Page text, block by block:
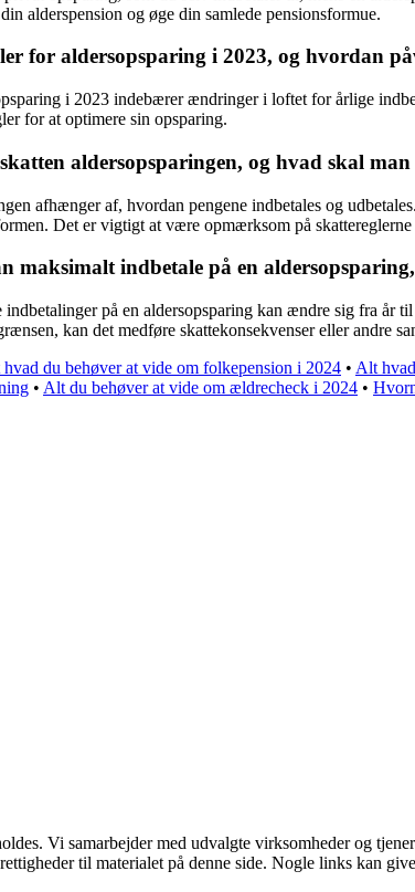
alderspension og øge din samlede pensionsformue.
for aldersopsparing i 2023, og hvordan
i 2023 indebærer ændringer i loftet for årlige
for at optimere sin opsparing.
aldersopsparingen, og hvad skal
afhænger af, hvordan pengene indbetales og
Det er vigtigt at være opmærksom på
maksimalt indbetale på en
på en aldersopsparing kan ændre sig fra år
kan det medføre skattekonsekvenser eller andre
du behøver at vide om folkepension i 2024 • Alt
• Alt du behøver at vide om ældrecheck i 2024 •
Vi samarbejder med udvalgte virksomheder og
til materialet på denne side. Nogle links kan